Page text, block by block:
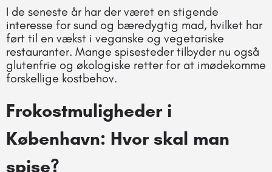
I de seneste år har der været en stigende
interesse for sund og bæredygtig mad, hvilket har
ført til en vækst i veganske og vegetariske
restauranter. Mange spisesteder tilbyder nu også
glutenfrie og økologiske retter for at imødekomme
forskellige kostbehov.
Frokostmuligheder i
København: Hvor skal man
spise?